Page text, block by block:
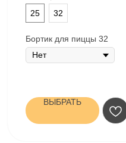
25
32
Бортик для пиццы 32
ВЫБРАТЬ